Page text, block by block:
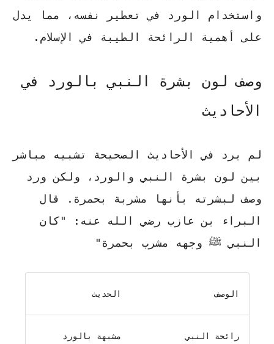
واستخدام الورد في تعطير نفسه، مما يدل
على أهمية الرائحة الطيبة في الإسلام.
وصف لون بشرة النبي بالورد في
الأحاديث
لم يرد في الأحاديث الصحيحة تشبيه مباشر
بين لون بشرة النبي والورد، ولكن ورد
وصف لبشرته بأنها مشربة بحمرة.
قال
البراء بن عازب رضي الله عنه:
"كان
النبي ﷺ وجهه مشرب بحمرة"
الوصف الحديث
رائحة النبي مشبهة بالورد